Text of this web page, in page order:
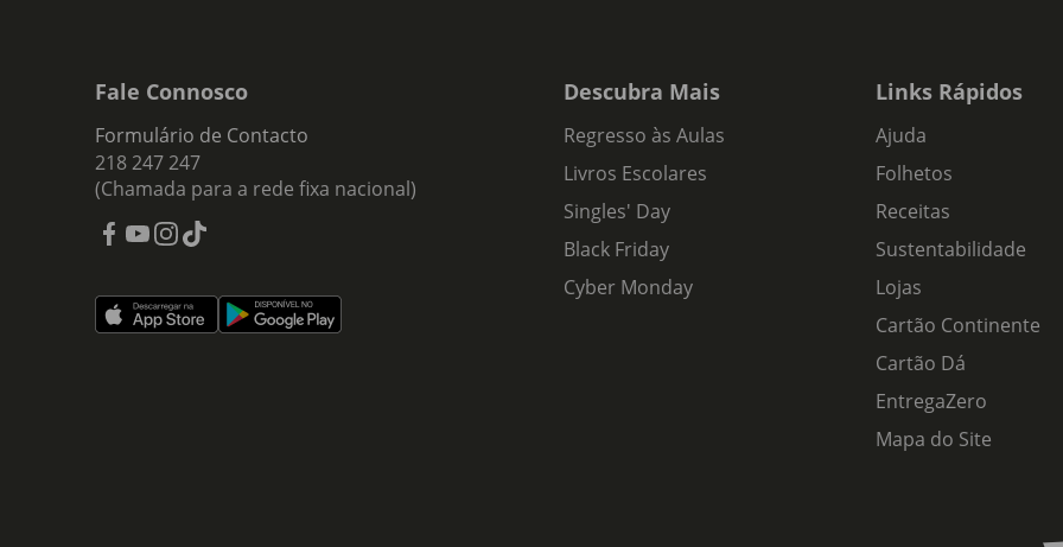
Fale Connosco
Formulário de Contacto
218 247 247
(Chamada para a rede fixa nacional)
Descubra Mais
Regresso às Aulas
Livros Escolares
Singles' Day
Black Friday
Cyber Monday
Links Rápidos
Ajuda
Folhetos
Receitas
Sustentabilidade
Lojas
Cartão Continente
Cartão Dá
EntregaZero
Mapa do Site